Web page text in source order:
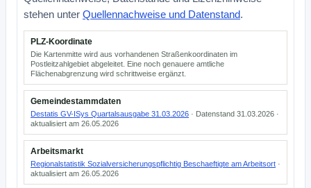
stehen unter Quellennachweise und Datenstand.
PLZ-Koordinate
Die Kartenmitte wird aus vorhandenen Straßenkoordinaten im
Postleitzahlgebiet abgeleitet. Eine noch genauere amtliche
Flächenabgrenzung wird schrittweise ergänzt.
Gemeindestammdaten
Destatis GV-ISys Quartalsausgabe 31.03.2026 · Datenstand 31.03.2026 ·
aktualisiert am 26.05.2026
Arbeitsmarkt
Regionalstatistik Sozialversicherungspflichtig Beschaeftigte am Arbeitsort ·
aktualisiert am 26.05.2026